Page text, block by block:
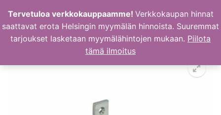
sisältöön
Tervetuloa verkkokauppaamme! Verkkokaupan hinnat
saattavat erota Helsingin myymälän hinnoista. Suuremmat
tarjoukset lasketaan myymälähintojen mukaan. Piilota
tämä ilmoitus